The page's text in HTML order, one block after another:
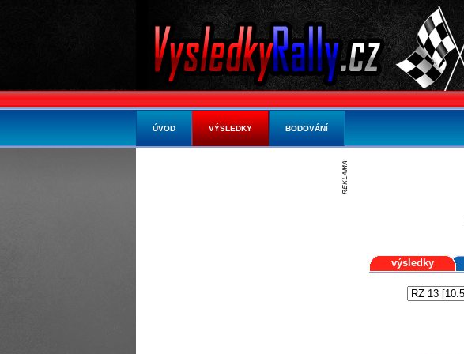
výsledky
ÚVOD VÝSLEDKY BODOVÁNÍ